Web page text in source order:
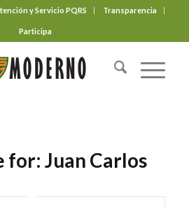
y Servicio PQRS Transparencia
Participa
for: Juan Carlos